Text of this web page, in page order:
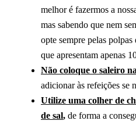
melhor é fazermos a
mas sabendo que nem
opte sempre pelas
que apresentam apenas
Não coloque o saleiro
adicionar às refeições se
Utilize uma colher de
de sal, de forma a